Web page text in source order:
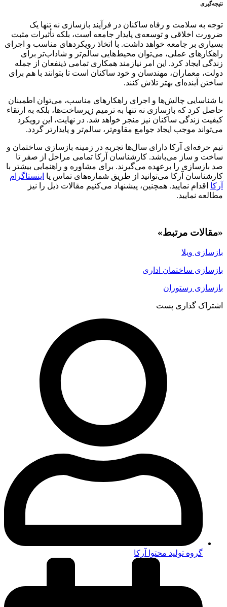
نتیجه‌گیری
توجه به سلامت و رفاه ساکنان در فرآیند بازسازی نه تنها یک
ضرورت اخلاقی و توسعه‌ی پایدار جامعه است، بلکه تأثیرات مثبت
بسیاری بر جامعه خواهد داشت. با اتخاذ رویکردهای مناسب و اجرای
راهکارهای عملی، می‌توان محیط‌هایی سالم‌تر و شاداب‌تر برای
زندگی ایجاد کرد. این امر نیازمند همکاری تمامی ذینفعان از جمله
دولت، معماران، مهندسان و خود ساکنان است تا بتوانند با هم برای
ساختن آینده‌ای بهتر تلاش کنند.
با شناسایی چالش‌ها و اجرای راهکارهای مناسب، می‌توان اطمینان
حاصل کرد که بازسازی نه تنها به ترمیم زیرساخت‌ها، بلکه به ارتقاء
کیفیت زندگی ساکنان نیز منجر خواهد شد. در نهایت، این رویکرد
می‌تواند موجب ایجاد جوامع مقاوم‌تر، سالم‌تر و پایدارتر گردد.
تیم حرفه‌ای آرکا دارای سال‌ها تجربه در زمینه بازسازی ساختمان و
ساخت و ساز می‌باشد. کارشناسان آرکا تمامی مراحل از صفر تا
صد بازسازی را برعهده می‌گیرند. برای مشاوره و راهنمایی بیشتر با
کارشناسان آرکا می‌توانید از طریق شماره‌های تماس یا اینستاگرام
آرکا اقدام نمایید. همچنین، پیشنهاد می‌کنیم مقالات ذیل را نیز
مطالعه نمایید.
«مقالات مرتبط»
بازسازی ویلا
بازسازی ساختمان اداری
بازسازی رستوران
اشتراک گذاری پست
گروه تولید محتوا آرکا